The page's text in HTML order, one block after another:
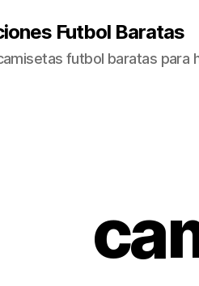
Futbol Baratas
futbol baratas para